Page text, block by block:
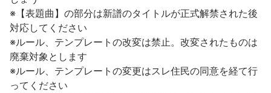
※【表題曲】の部分は新譜のタイトルが正式解禁された後
対応してください
※ルール、テンプレートの改変は禁止。改変されたものは
廃棄対象とします
※ルール、テンプレートの変更はスレ住民の同意を経て行
ってください